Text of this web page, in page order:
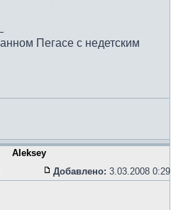
Пегасе с недетским
Aleksey
Добавлено: 3.03.2008 0:29